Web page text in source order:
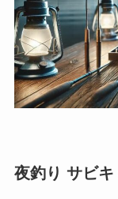
夜釣り サビ